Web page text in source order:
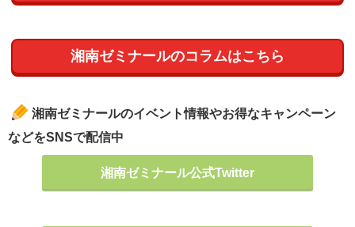
湘南ゼミナールのコラムはこちら
湘南ゼミナールのイベント情報やお得なキャンペーン
などをSNSで配信中
湘南ゼミナール公式Twitter